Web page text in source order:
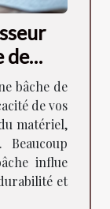
de
bâche de
de vos
matériel,
influe
et